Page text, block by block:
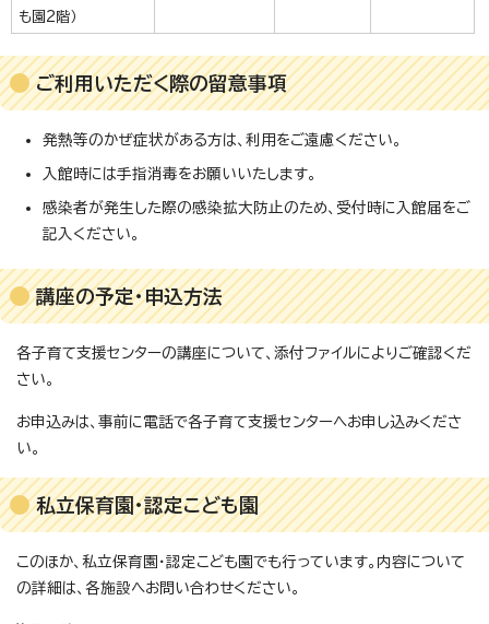
も園2階）
ご利用いただく際の留意事項
発熱等のかぜ症状がある方は、利用をご遠慮ください。
入館時には手指消毒をお願いいたします。
感染者が発生した際の感染拡大防止のため、受付時に入館届をご
記入ください。
講座の予定・申込方法
各子育て支援センターの講座について、添付ファイルによりご確認くだ
さい。
お申込みは、事前に電話で各子育て支援センターへお申し込みくださ
い。
私立保育園・認定こども園
このほか、私立保育園・認定こども園でも行っています。内容について
の詳細は、各施設へお問い合わせください。